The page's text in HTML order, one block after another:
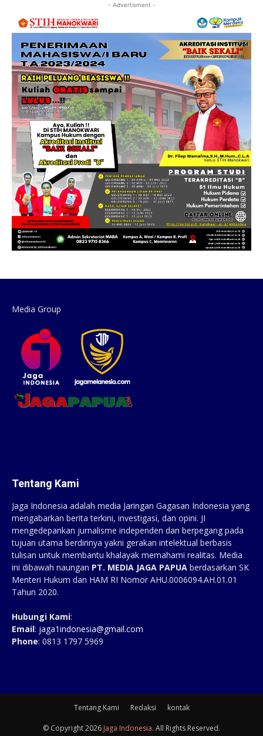
- Advertisment -
Media Group
Tentang Kami
Jaga Indonesia adalah media Jaringan Gagasan Indonesia yang
mengabarkan berita terkini, investigasi, dan opini. JI
mengedepankan jurnalisme independen dan berpegang pada
tujuan utama berdirinya yakni gerakan intelektual berbasis
tulisan untuk membantu khalayak memahami realitas. Media
ini dibawah naungan PT. MEDIA JAGA PAPUA berdasarkan SK
Menteri Hukum dan HAM RI Nomor AHU.0006094.AH.01.01
Tahun 2020.
Hubungi Kami:
Email: jaga1indonesia@gmail.com
Phone: 0813 1797 5969
Tentang Kami Redaksi kontak
© Copyright 2026 Jaga Indonesia. All Rights Reserved.